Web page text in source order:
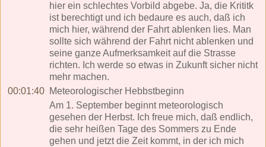
hier ein schlechtes Vorbild abgebe. Ja, die Krititk
ist berechtigt und ich bedaure es auch, daß ich
mich hier, während der Fahrt ablenken lies. Man
sollte sich während der Fahrt nicht ablenken und
seine ganze Aufmerksamkeit auf die Strasse
richten. Ich werde so etwas in Zukunft sicher nicht
mehr machen.
00:01:40 Meteorologischer Hebbstbeginn
Am 1. September beginnt meteorologisch
gesehen der Herbst. Ich freue mich, daß endlich,
die sehr heißen Tage des Sommers zu Ende
gehen und jetzt die Zeit kommt, in der ich mich